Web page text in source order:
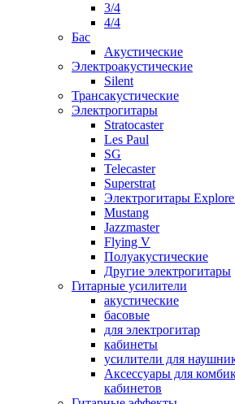
3/4
4/4
Бас
Акустические
Электроакустические
Silent
Трансакустические
Электрогитары
Stratocaster
Les Paul
SG
Telecaster
Superstrat
Электрогитары
Mustang
Jazzmaster
Flying V
Полуакустические
Другие электрогитары
Гитарные усилители
акустические
басовые
для электрогитар
кабинеты
усилители для
Аксессуары для
кабинетов